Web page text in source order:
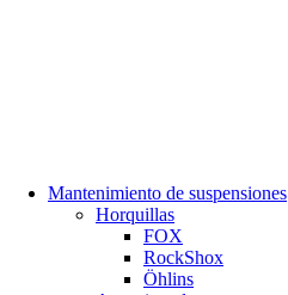
Mantenimiento de suspensiones
Horquillas
FOX
RockShox
Öhlins